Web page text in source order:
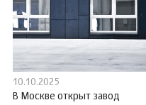
10.10.2025
В Москве открыт завод